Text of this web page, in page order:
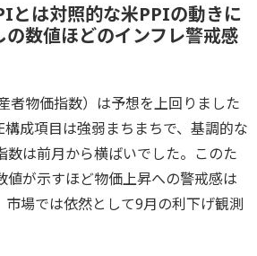
とは対照的な米PPIの動きに
数値ほどのインフレ警戒感
者物価指数）は予想を上回りました
構成項目は強弱まちまちで、基調的な
数は前月から横ばいでした。このた
値が示すほど物価上昇への警戒感は
市場では依然として9月の利下げ観測